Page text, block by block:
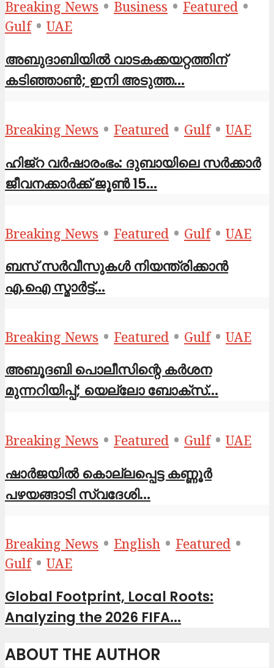
Breaking News • Business • Featured •
Gulf • UAE
അബുദാബിയിൽ വാടകക്കയറ്റത്തിന്
കടിഞ്ഞാൺ; ഇനി അടുത്ത...
Breaking News • Featured • Gulf • UAE
ഹിജ്‌റ വർഷാരംഭം: ദുബായിലെ സർക്കാർ
ജീവനക്കാർക്ക് ജൂൺ 15...
Breaking News • Featured • Gulf • UAE
ബസ് സർവീസുകൾ നിയന്ത്രിക്കാൻ
എ.ഐ സ്മാർട്ട്...
Breaking News • Featured • Gulf • UAE
അബൂദബി പൊലീസിന്റെ കർശന
മുന്നറിയിപ്പ്; യെല്ലോ ബോക്സ്...
Breaking News • Featured • Gulf • UAE
ഷാര്‍ജയില്‍ കൊല്ലപ്പെട്ട കണ്ണൂര്‍
പഴയങ്ങാടി സ്വദേശി...
Breaking News • English • Featured •
Gulf • UAE
Global Footprint, Local Roots:
Analyzing the 2026 FIFA...
ABOUT THE AUTHOR